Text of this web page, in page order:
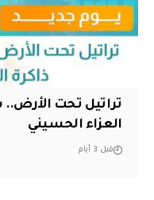
تراتيل تحت
العزاء الحسيني
قبل 3 أيام